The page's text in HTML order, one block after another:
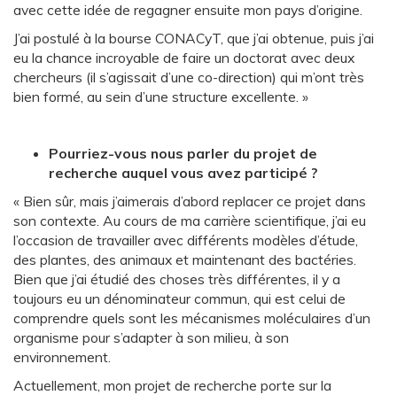
avec cette idée de regagner ensuite mon pays d’origine.
J’ai postulé à la bourse CONACyT, que j’ai obtenue, puis j’ai
eu la chance incroyable de faire un doctorat avec deux
chercheurs (il s’agissait d’une co-direction) qui m’ont très
bien formé, au sein d’une structure excellente. »
Pourriez-vous nous parler du projet de
recherche auquel vous avez participé ?
« Bien sûr, mais j’aimerais d’abord replacer ce projet dans
son contexte. Au cours de ma carrière scientifique, j’ai eu
l’occasion de travailler avec différents modèles d’étude,
des plantes, des animaux et maintenant des bactéries.
Bien que j’ai étudié des choses très différentes, il y a
toujours eu un dénominateur commun, qui est celui de
comprendre quels sont les mécanismes moléculaires d’un
organisme pour s’adapter à son milieu, à son
environnement.
Actuellement, mon projet de recherche porte sur la